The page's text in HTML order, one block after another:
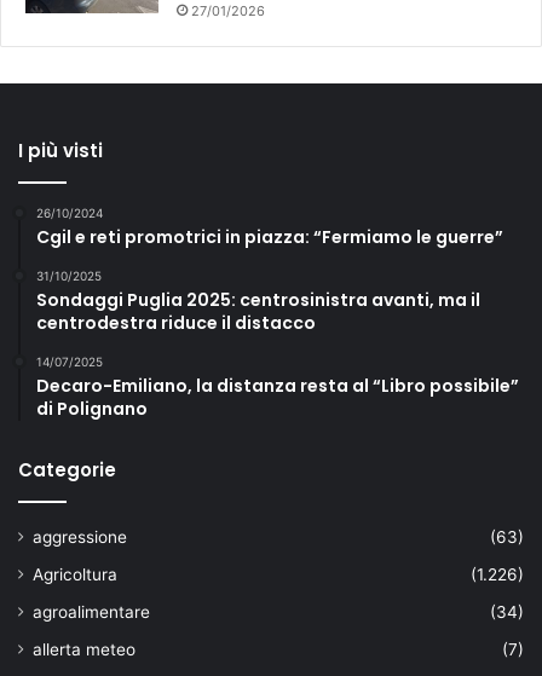
27/01/2026
I più visti
26/10/2024
Cgil e reti promotrici in piazza: “Fermiamo le guerre”
31/10/2025
Sondaggi Puglia 2025: centrosinistra avanti, ma il
centrodestra riduce il distacco
14/07/2025
Decaro-Emiliano, la distanza resta al “Libro possibile”
di Polignano
Categorie
aggressione
(63)
Agricoltura
(1.226)
agroalimentare
(34)
allerta meteo
(7)